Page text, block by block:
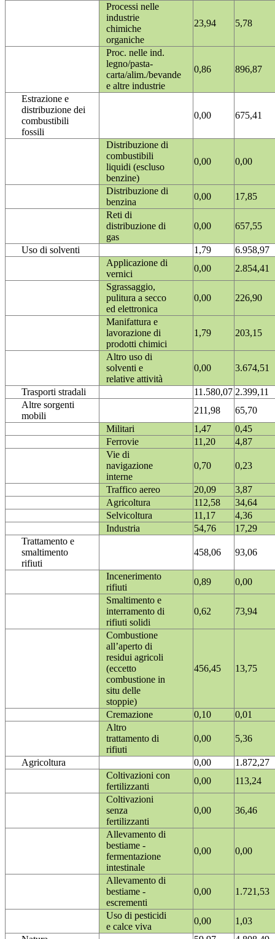
Processi nelle
industrie
chimiche
organiche
23,94 5,78
Proc. nelle ind.
legno/pasta-
carta/alim./bevande
e altre industrie
0,86 896,87
Estrazione e
distribuzione dei
combustibili
fossili
0,00 675,41
Distribuzione di
combustibili
liquidi (escluso
benzine)
0,00 0,00
Distribuzione di
benzina
0,00
17,85
Reti di
distribuzione di
gas
0,00 657,55
Uso di solventi 1,79
6.958,97
Applicazione di
vernici
0,00
2.854,41
Sgrassaggio,
pulitura a secco
ed elettronica
0,00 226,90
Manifattura e
lavorazione di
prodotti chimici
1,79 203,15
Altro uso di
solventi e
relative attività
0,00 3.674,51
Trasporti stradali 11.580,07 2.399,11
Altre sorgenti
mobili
211,98
65,70
Militari
1,47
0,45
Ferrovie
11,20
4,87
Vie di
navigazione
interne
0,70 0,23
Traffico aereo 20,09
3,87
Agricoltura
112,58
34,64
Selvicoltura
11,17
4,36
Industria
54,76
17,29
Trattamento e
smaltimento
rifiuti
458,06 93,06
Incenerimento
rifiuti
0,89
0,00
Smaltimento e
interramento di
rifiuti solidi
0,62 73,94
Combustione
all’aperto di
residui agricoli
(eccetto
combustione in
situ delle
stoppie)
456,45 13,75
Cremazione 0,10
0,01
Altro
trattamento di
rifiuti
0,00 5,36
Agricoltura 0,00
1.872,27
Coltivazioni con
fertilizzanti
0,00
113,24
Coltivazioni
senza
fertilizzanti
0,00 36,46
Allevamento di
bestiame -
fermentazione
intestinale
0,00 0,00
Allevamento di
bestiame -
escrementi
0,00 1.721,53
Uso di pesticidi
e calce viva
0,00
1,03